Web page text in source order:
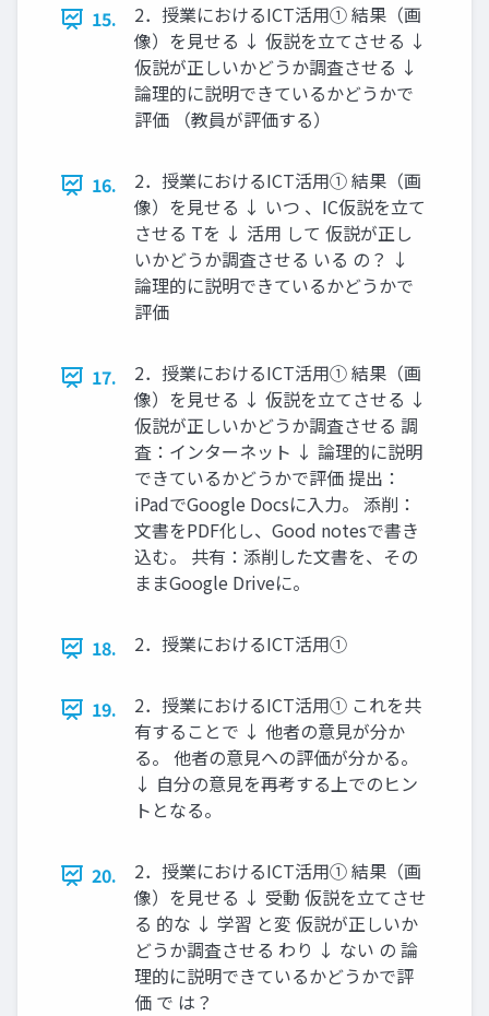
15.
2．授業におけるICT活用① 結果（画
像）を見せる ↓ 仮説を立てさせる ↓
仮説が正しいかどうか調査させる ↓
論理的に説明できているかどうかで
評価 （教員が評価する）
16.
2．授業におけるICT活用① 結果（画
像）を見せる ↓ いつ 、IC仮説を立て
させる Tを ↓ 活用 して 仮説が正し
いかどうか調査させる いる の？ ↓
論理的に説明できているかどうかで
評価
17.
2．授業におけるICT活用① 結果（画
像）を見せる ↓ 仮説を立てさせる ↓
仮説が正しいかどうか調査させる 調
査：インターネット ↓ 論理的に説明
できているかどうかで評価 提出：
iPadでGoogle Docsに入力。 添削：
文書をPDF化し、Good notesで書き
込む。 共有：添削した文書を、その
ままGoogle Driveに。
18. 2．授業におけるICT活用①
19.
2．授業におけるICT活用① これを共
有することで ↓ 他者の意見が分か
る。 他者の意見への評価が分かる。
↓ 自分の意見を再考する上でのヒン
トとなる。
20.
2．授業におけるICT活用① 結果（画
像）を見せる ↓ 受動 仮説を立てさせ
る 的な ↓ 学習 と変 仮説が正しいか
どうか調査させる わり ↓ ない の 論
理的に説明できているかどうかで評
価 で は？